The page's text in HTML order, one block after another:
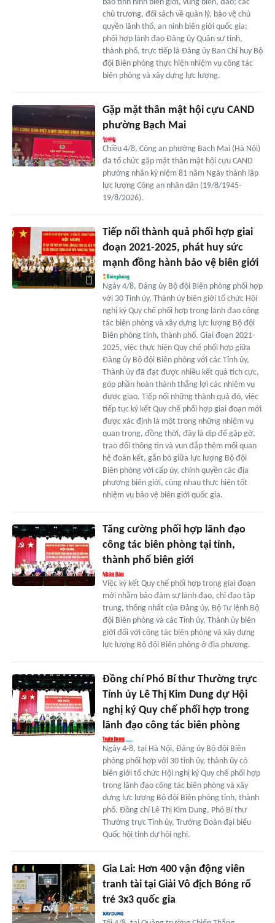
báo tình hình biên giới, vùng biển, đảo; các
chủ trương, đối sách về quản lý, bảo vệ chủ
quyền lãnh thổ, an ninh biên giới quốc gia;
phối hợp lãnh đạo Đảng ủy Quân sự tỉnh,
thành phố, trực tiếp là Đảng ủy Ban Chỉ huy Bộ
đội Biên phòng thực hiện nhiệm vụ công tác
biên phòng và xây dựng lực lượng.
Gặp mặt thân mật hội cựu CAND
phường Bạch Mai
Chiều 4/8, Công an phường Bạch Mai (Hà Nội)
đã tổ chức gặp mặt thân mật hội cựu CAND
phường nhân kỷ niệm 81 năm Ngày thành lập
lực lượng Công an nhân dân (19/8/1945-
19/8/2026).
Tiếp nối thành quả phối hợp giai
đoạn 2021-2025, phát huy sức
mạnh đồng hành bảo vệ biên giới
Ngày 4/8, Đảng ủy Bộ đội Biên phòng phối hợp
với 30 Tỉnh ủy, Thành ủy biên giới tổ chức Hội
nghị ký Quy chế phối hợp trong lãnh đạo công
tác biên phòng và xây dựng lực lượng Bộ đội
Biên phòng tỉnh, thành phố. Giai đoạn 2021-
2025, việc thực hiện Quy chế phối hợp giữa
Đảng ủy Bộ đội Biên phòng với các Tỉnh ủy,
Thành ủy đã đạt được nhiều kết quả tích cực,
góp phần hoàn thành thắng lợi các nhiệm vụ
được giao. Tiếp nối những thành quả đó, việc
tiếp tục ký kết Quy chế phối hợp giai đoạn mới
được xác định là một trong những nhiệm vụ
quan trọng, đồng thời, đây là dịp để gặp gỡ,
trao đổi thông tin và vun đắp thêm mối quan
hệ đoàn kết, gắn bó giữa lực lượng Bộ đội
Biên phòng với cấp ủy, chính quyền các địa
phương biên giới, cùng nhau thực hiện tốt
nhiệm vụ bảo vệ biên giới quốc gia.
Tăng cường phối hợp lãnh đạo
công tác biên phòng tại tỉnh,
thành phố biên giới
Việc ký kết Quy chế phối hợp trong giai đoạn
mới nhằm bảo đảm sự lãnh đạo, chỉ đạo tập
trung, thống nhất của Đảng ủy, Bộ Tư lệnh Bộ
đội Biên phòng và các Tỉnh ủy, Thành ủy biên
giới đối với công tác biên phòng và xây dựng
lực lượng Bộ đội Biên phòng ở địa phương.
Đồng chí Phó Bí thư Thường trực
Tỉnh ủy Lê Thị Kim Dung dự Hội
nghị ký Quy chế phối hợp trong
lãnh đạo công tác biên phòng
Ngày 4-8, tại Hà Nội, Đảng ủy Bộ đội Biên
phòng phối hợp với 30 tỉnh ủy, thành ủy có
biên giới tổ chức Hội nghị ký Quy chế phối hợp
trong lãnh đạo công tác biên phòng và xây
dựng lực lượng Bộ đội Biên phòng tỉnh, thành
phố. Đồng chí Lê Thị Kim Dung, Phó Bí thư
Thường trực Tỉnh ủy, Trưởng Đoàn đại biểu
Quốc hội tỉnh dự hội nghị.
Gia Lai: Hơn 400 vận động viên
tranh tài tại Giải Vô địch Bóng rổ
trẻ 3x3 quốc gia